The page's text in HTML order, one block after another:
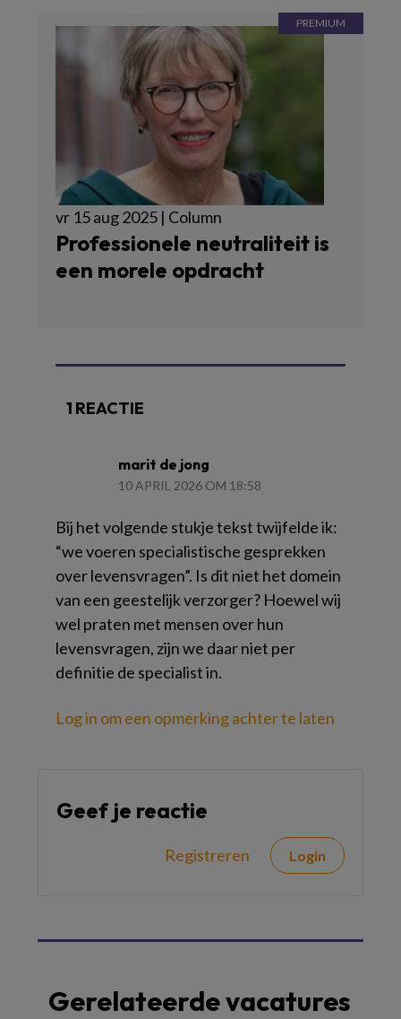
vr 15 aug 2025 | Column
Professionele neutraliteit is
een morele opdracht
1 REACTIE
marit de jong
10 APRIL 2026 OM 18:58
Bij het volgende stukje tekst twijfelde ik:
“we voeren specialistische gesprekken
over levensvragen”. Is dit niet het domein
van een geestelijk verzorger? Hoewel wij
wel praten met mensen over hun
levensvragen, zijn we daar niet per
definitie de specialist in.
Log in om een opmerking achter te laten
Geef je reactie
Registreren Login
Gerelateerde vacatures